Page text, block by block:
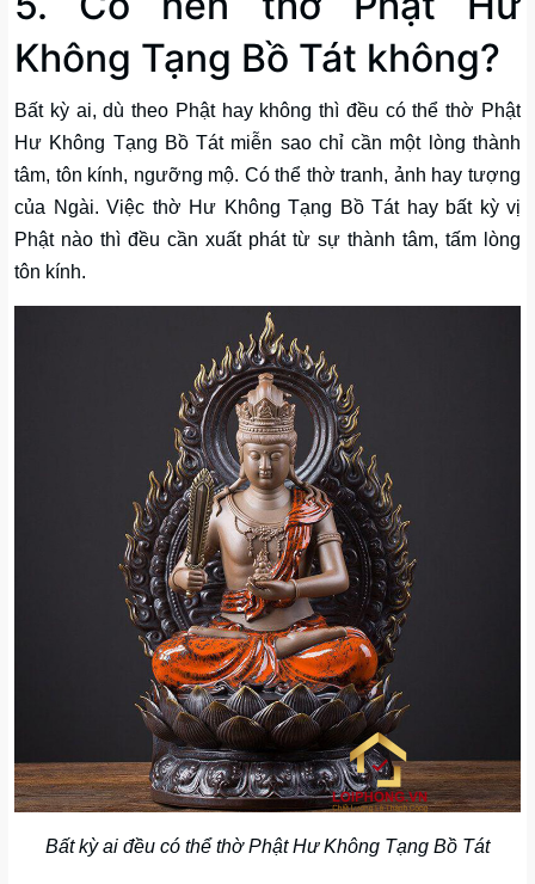
Không Tạng Bồ Tát không?
Bất kỳ ai, dù theo Phật hay không thì đều có thể thờ Phật
Hư Không Tạng Bồ Tát miễn sao chỉ cần một lòng thành
tâm, tôn kính, ngưỡng mộ. Có thể thờ tranh, ảnh hay tượng
của Ngài. Việc thờ Hư Không Tạng Bồ Tát hay bất kỳ vị
Phật nào thì đều cần xuất phát từ sự thành tâm, tấm lòng
tôn kính.
Bất kỳ ai đều có thể thờ Phật Hư Không Tạng Bồ Tát